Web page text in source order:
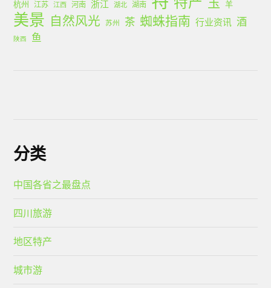
杭州 江苏 江西 河南 浙江 湖北 湖南 羊
美景 自然风光 苏州 茶 蜘蛛指南 行业资讯 酒
陕西 鱼
分类
中国各省之最盘点
四川旅游
地区特产
城市游